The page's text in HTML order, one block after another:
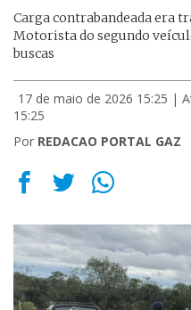
Carga contrabandeada era
Motorista do segundo
buscas
17 de maio de 2026 15:25 |
15:25
Por REDACAO PORTAL GAZ